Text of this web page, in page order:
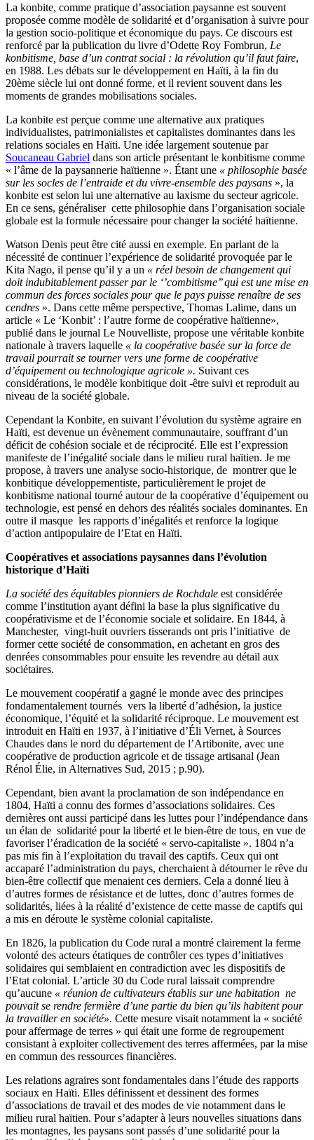
La konbite, comme pratique d’association paysanne est souvent
proposée comme modèle de solidarité et d’organisation à suivre pour
la gestion socio-politique et économique du pays. Ce discours est
renforcé par la publication du livre d’Odette Roy Fombrun, Le
konbitisme, base d’un contrat social : la révolution qu’il faut faire,
en 1988. Les débats sur le développement en Haïti, à la fin du
20ème siècle lui ont donné forme, et il revient souvent dans les
moments de grandes mobilisations sociales.
La konbite est perçue comme une alternative aux pratiques
individualistes, patrimonialistes et capitalistes dominantes dans les
relations sociales en Haïti. Une idée largement soutenue par
Soucaneau Gabriel dans son article présentant le konbitisme comme
« l’âme de la paysannerie haïtienne ». Étant une « philosophie basée
sur les socles de l’entraide et du vivre-ensemble des paysans », la
konbite est selon lui une alternative au laxisme du secteur agricole.
En ce sens, généraliser cette philosophie dans l’organisation sociale
globale est la formule nécessaire pour changer la société haïtienne.
Watson Denis peut être cité aussi en exemple. En parlant de la
nécessité de continuer l’expérience de solidarité provoquée par le
Kita Nago, il pense qu’il y a un « réel besoin de changement qui
doit indubitablement passer par le ‘’combitisme’’ qui est une mise en
commun des forces sociales pour que le pays puisse renaître de ses
cendres ». Dans cette même perspective, Thomas Lalime, dans un
article « Le ‘Konbit’ : l’autre forme de coopérative haïtienne»,
publié dans le journal Le Nouvelliste, propose une véritable konbite
nationale à travers laquelle « la coopérative basée sur la force de
travail pourrait se tourner vers une forme de coopérative
d’équipement ou technologique agricole ». Suivant ces
considérations, le modèle konbitique doit -être suivi et reproduit au
niveau de la société globale.
Cependant la Konbite, en suivant l’évolution du système agraire en
Haïti, est devenue un évènement communautaire, souffrant d’un
déficit de cohésion sociale et de réciprocité. Elle est l’expression
manifeste de l’inégalité sociale dans le milieu rural haïtien. Je me
propose, à travers une analyse socio-historique, de montrer que le
konbitique développementiste, particulièrement le projet de
konbitisme national tourné autour de la coopérative d’équipement ou
technologie, est pensé en dehors des réalités sociales dominantes. En
outre il masque les rapports d’inégalités et renforce la logique
d’action antipopulaire de l’Etat en Haïti.
Coopératives et associations paysannes dans l’évolution
historique d’Haïti
La société des équitables pionniers de Rochdale est considérée
comme l’institution ayant défini la base la plus significative du
coopérativisme et de l’économie sociale et solidaire. En 1844, à
Manchester, vingt-huit ouvriers tisserands ont pris l’initiative de
former cette société de consommation, en achetant en gros des
denrées consommables pour ensuite les revendre au détail aux
sociétaires.
Le mouvement coopératif a gagné le monde avec des principes
fondamentalement tournés vers la liberté d’adhésion, la justice
économique, l’équité et la solidarité réciproque. Le mouvement est
introduit en Haïti en 1937, à l’initiative d’Éli Vernet, à Sources
Chaudes dans le nord du département de l’Artibonite, avec une
coopérative de production agricole et de tissage artisanal (Jean
Rénol Élie, in Alternatives Sud, 2015 ; p.90).
Cependant, bien avant la proclamation de son indépendance en
1804, Haïti a connu des formes d’associations solidaires. Ces
dernières ont aussi participé dans les luttes pour l’indépendance dans
un élan de solidarité pour la liberté et le bien-être de tous, en vue de
favoriser l’éradication de la société « servo-capitaliste ». 1804 n’a
pas mis fin à l’exploitation du travail des captifs. Ceux qui ont
accaparé l’administration du pays, cherchaient à détourner le rêve du
bien-être collectif que menaient ces derniers. Cela a donné lieu à
d’autres formes de résistance et de luttes, donc d’autres formes de
solidarités, liées à la réalité d’existence de cette masse de captifs qui
a mis en déroute le système colonial capitaliste.
En 1826, la publication du Code rural a montré clairement la ferme
volonté des acteurs étatiques de contrôler ces types d’initiatives
solidaires qui semblaient en contradiction avec les dispositifs de
l’Etat colonial. L’article 30 du Code rural laissait comprendre
qu’aucune « réunion de cultivateurs établis sur une habitation ne
pouvait se rendre fermière d’une partie du bien qu’ils habitent pour
la travailler en société». Cette mesure visait notamment la « société
pour affermage de terres » qui était une forme de regroupement
consistant à exploiter collectivement des terres affermées, par la mise
en commun des ressources financières.
Les relations agraires sont fondamentales dans l’étude des rapports
sociaux en Haïti. Elles définissent et dessinent des formes
d’associations de travail et des modes de vie notamment dans le
milieu rural haïtien. Pour s’adapter à leurs nouvelles situations dans
les montagnes, les paysans sont passés d’une solidarité pour la